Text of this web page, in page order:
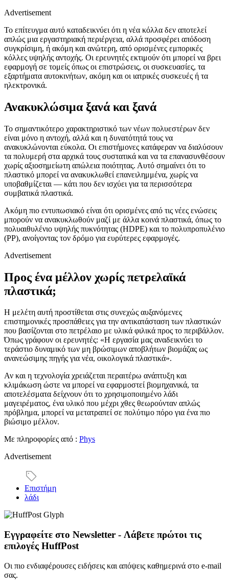
Advertisement
Το επίτευγμα αυτό καταδεικνύει ότι η νέα κόλλα δεν αποτελεί
απλώς μια εργαστηριακή περιέργεια, αλλά προσφέρει απόδοση
συγκρίσιμη, ή ακόμη και ανώτερη, από ορισμένες εμπορικές
κόλλες υψηλής αντοχής. Οι ερευνητές εκτιμούν ότι μπορεί να βρει
εφαρμογή σε τομείς όπως οι επιστρώσεις, οι συσκευασίες, τα
εξαρτήματα αυτοκινήτων, ακόμη και οι ιατρικές συσκευές ή τα
ηλεκτρονικά.
Ανακυκλώσιμα ξανά και ξανά
Το σημαντικότερο χαρακτηριστικό των νέων πολυεστέρων δεν
είναι μόνο η αντοχή, αλλά και η δυνατότητά τους να
ανακυκλώνονται εύκολα. Οι επιστήμονες κατάφεραν να διαλύσουν
τα πολυμερή στα αρχικά τους συστατικά και να τα επανασυνθέσουν
χωρίς αξιοσημείωτη απώλεια ποιότητας. Αυτό σημαίνει ότι το
πλαστικό μπορεί να ανακυκλωθεί επανειλημμένα, χωρίς να
υποβαθμίζεται — κάτι που δεν ισχύει για τα περισσότερα
συμβατικά πλαστικά.
Ακόμη πιο εντυπωσιακό είναι ότι ορισμένες από τις νέες ενώσεις
μπορούν να ανακυκλωθούν μαζί με άλλα κοινά πλαστικά, όπως το
πολυαιθυλένιο υψηλής πυκνότητας (HDPE) και το πολυπροπυλένιο
(PP), ανοίγοντας τον δρόμο για ευρύτερες εφαρμογές.
Advertisement
Προς ένα μέλλον χωρίς πετρελαϊκά
πλαστικά;
Η μελέτη αυτή προστίθεται στις συνεχώς αυξανόμενες
επιστημονικές προσπάθειες για την αντικατάσταση των πλαστικών
που βασίζονται στο πετρέλαιο με υλικά φιλικά προς το περιβάλλον.
Όπως γράφουν οι ερευνητές: «Η εργασία μας αναδεικνύει το
τεράστιο δυναμικό των μη βρώσιμων αποβλήτων βιομάζας ως
ανανεώσιμης πηγής για νέα, οικολογικά πλαστικά».
Αν και η τεχνολογία χρειάζεται περαιτέρω ανάπτυξη και
κλιμάκωση ώστε να μπορεί να εφαρμοστεί βιομηχανικά, τα
αποτελέσματα δείχνουν ότι το χρησιμοποιημένο λάδι
μαγειρέματος, ένα υλικό που μέχρι χθες θεωρούνταν απλώς
πρόβλημα, μπορεί να μετατραπεί σε πολύτιμο πόρο για ένα πιο
βιώσιμο μέλλον.
Με πληροφορίες από : Phys
Advertisement
Επιστήμη
λάδι
Εγγραφείτε στο Newsletter - Λάβετε πρώτοι τις
επιλογές HuffPost
Οι πιο ενδιαφέρουσες ειδήσεις και απόψεις καθημερινά στο e-mail
σας.